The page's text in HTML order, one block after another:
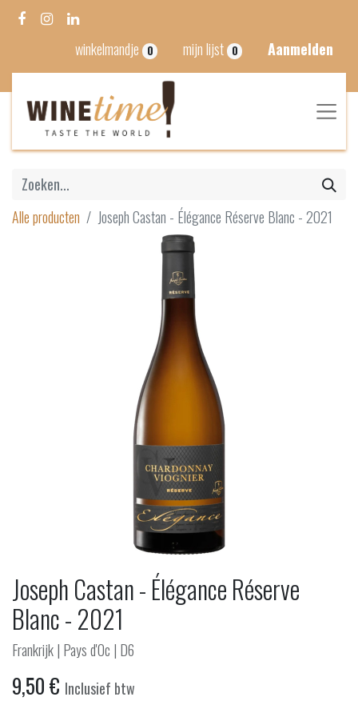
winkelmandje 0 mijn lijst 0 Aanmelden
Alle producten Joseph Castan - Élégance Réserve Blanc - 2021
Joseph Castan - Élégance Réserve
Blanc - 2021
Frankrijk | Pays d'Oc | D6
9,50€ Inclusief btw